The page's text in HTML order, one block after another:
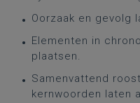
Oorzaak en gevolg
Elementen in
plaatsen.
Samenvattend
kernwoorden laten